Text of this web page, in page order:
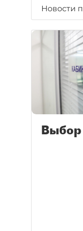
Новости
Выбор